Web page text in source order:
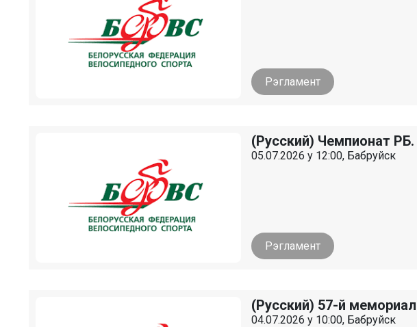
Рэгламент
(Русский) Чемпионат
05.07.2026 у 12:00, Бабруйск
Рэгламент
(Русский) 57-й
04.07.2026 у 10:00, Бабруйск